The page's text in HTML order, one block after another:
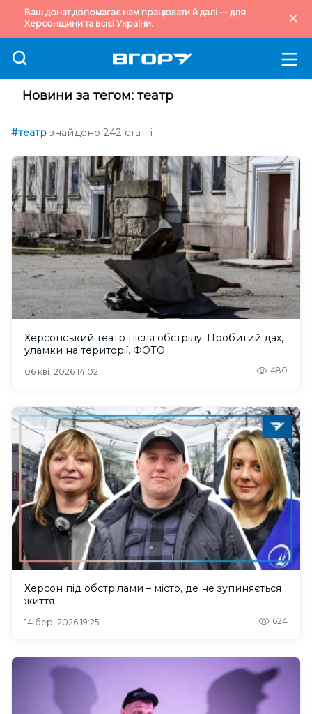
Ваш донат допомагає нам працювати й далі — для
Херсонщини та всієї України.
Новини за тегом: театр
#театр знайдено 242 статті
Херсонський театр після обстрілу. Пробитий дах,
уламки на території. ФОТО
06 кві. 2026 14:02 480
Херсон під обстрілами – місто, де не зупиняється
життя
14 бер. 2026 19:25 624